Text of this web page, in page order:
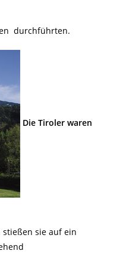
durchführten.
Die Tiroler waren
stießen sie auf ein